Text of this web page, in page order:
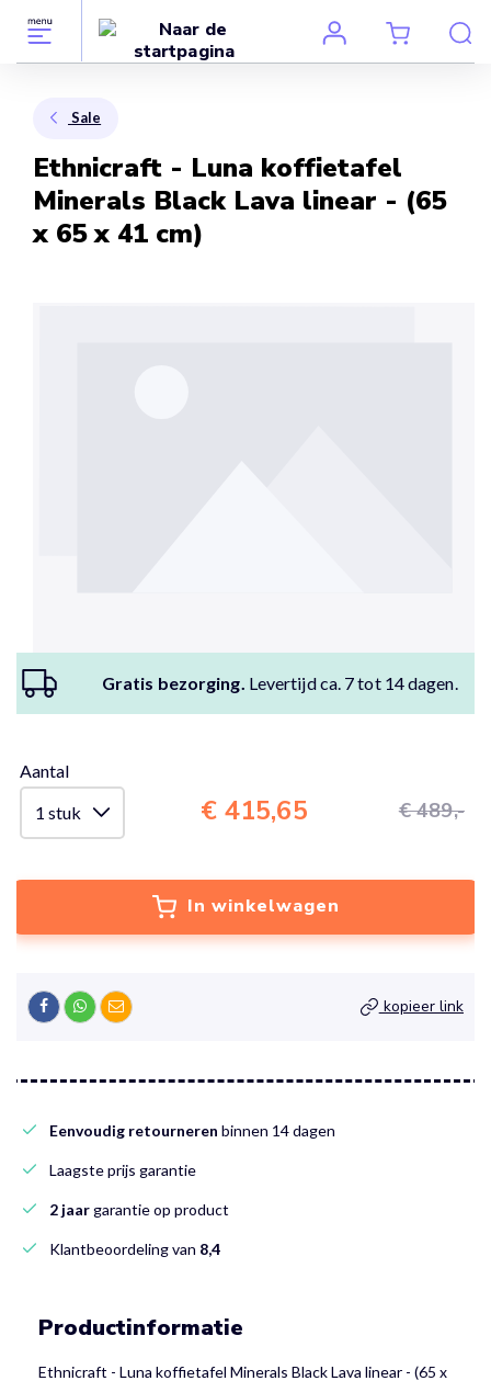
Sale
Ethnicraft - Luna koffietafel
Minerals Black Lava linear - (65
x 65 x 41 cm)
Gratis bezorging. Levertijd ca. 7 tot 14 dagen.
Aantal
€ 489,-
€ 415,65
In winkelwagen
kopieer link
Eenvoudig retourneren binnen 14 dagen
Laagste prijs garantie
2 jaargarantie op product
Klantbeoordeling van 8,4
Productinformatie
Ethnicraft - Luna koffietafel Minerals Black Lava linear - (65 x